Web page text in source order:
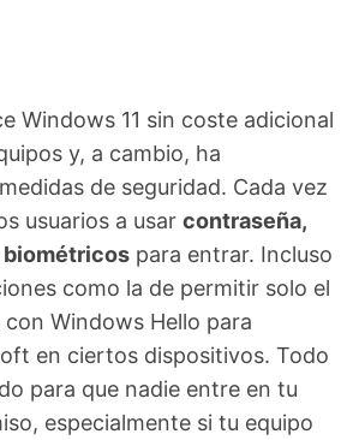
Windows 11 sin coste adicional
y, a cambio, ha
de seguridad. Cada vez
usuarios a usar contraseña,
biométricos para entrar. Incluso
como la de permitir solo el
Windows Hello para
en ciertos dispositivos. Todo
para que nadie entre en tu
especialmente si tu equipo